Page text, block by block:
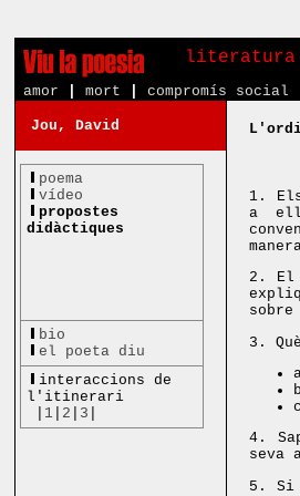
literatura
amor mort compromís social
Jou, David
poema
vídeo
propostes
didàctiques
bio
el poeta diu
interaccions de
l'itinerari
1 2 3
1.
a
2. El
3.
4.
seva
5. Si